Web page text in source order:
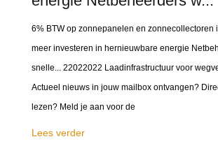
6% BTW op zonnepanelen en zonnecollectoren
meer investeren in hernieuwbare energie
snelle... 22022022 Laadinfrastructuur voor
Actueel nieuws in jouw mailbox ontvangen?
lezen? Meld je aan voor de
Lees verder